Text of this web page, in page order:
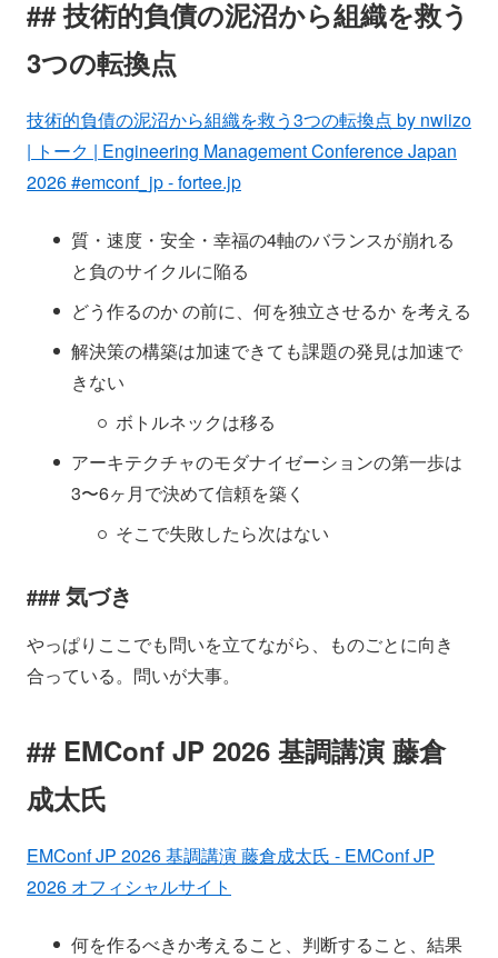
技術的負債の泥沼から組織を救う
3つの転換点
技術的負債の泥沼から組織を救う3つの転換点 by nwiizo
| トーク | Engineering Management Conference Japan
2026 #emconf_jp - fortee.jp
質・速度・安全・幸福の4軸のバランスが崩れる
と負のサイクルに陥る
どう作るのか の前に、何を独立させるか を考える
解決策の構築は加速できても課題の発見は加速で
きない
ボトルネックは移る
アーキテクチャのモダナイゼーションの第一歩は
3〜6ヶ月で決めて信頼を築く
そこで失敗したら次はない
気づき
やっぱりここでも問いを立てながら、ものごとに向き
合っている。問いが大事。
EMConf JP 2026 基調講演 藤倉
成太氏
EMConf JP 2026 基調講演 藤倉成太氏 - EMConf JP
2026 オフィシャルサイト
何を作るべきか考えること、判断すること、結果